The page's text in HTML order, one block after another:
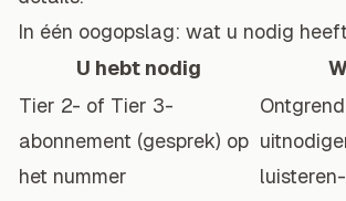
In één oogopslag: wat u nodig heeft
U hebt nodig
Tier 2- of Tier 3-
abonnement (gesprek) op
het nummer